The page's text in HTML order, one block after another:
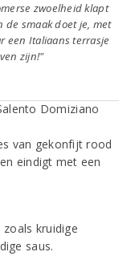
zwoelheid klapt
smaak doet je, met
een Italiaans terrasje
zijn!"
van gekonfijt rood
eindigt met een
kruidige
saus.